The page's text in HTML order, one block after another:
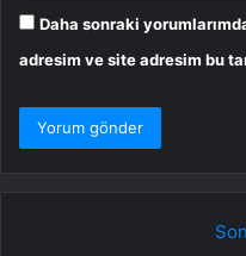
Daha sonraki
adresim ve site adresim bu